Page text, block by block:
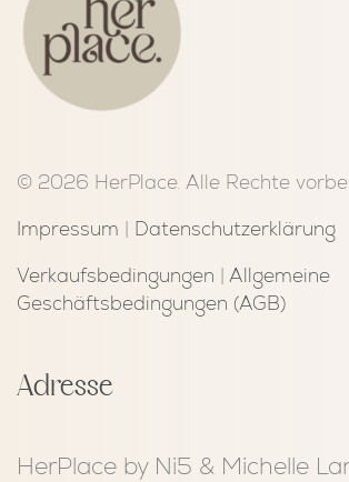
© 2026 HerPlace. Alle Rechte
Impressum | Datenschutzerklärung
Verkaufsbedingungen | Allgemeine
Geschäftsbedingungen (AGB)
Adresse
HerPlace by Ni5 & Michelle